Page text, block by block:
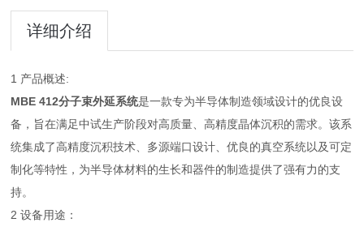
详细介绍
1 产品概述:
MBE 412分子束外延系统是一款专为半导体制造领域设计的优良设
备，旨在满足中试生产阶段对高质量、高精度晶体沉积的需求。该系
统集成了高精度沉积技术、多源端口设计、优良的真空系统以及可定
制化等特性，为半导体材料的生长和器件的制造提供了强有力的支
持。
2 设备用途：